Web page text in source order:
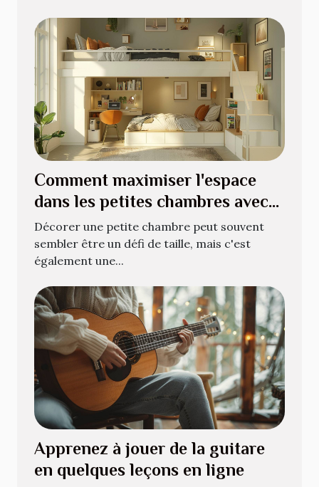
Comment maximiser l'espace
dans les petites chambres avec
style
Décorer une petite chambre peut souvent
sembler être un défi de taille, mais c'est
également une...
Apprenez à jouer de la guitare
en quelques leçons en ligne